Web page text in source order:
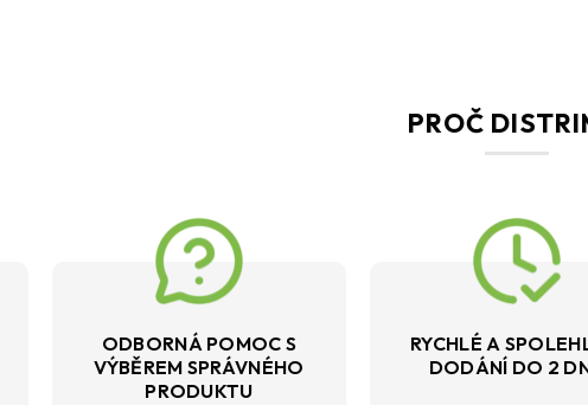
PROČ
ODBORNÁ POMOC S
VÝBĚREM SPRÁVNÉHO
PRODUKTU
RYCHLÉ A
DODÁNÍ DO 2